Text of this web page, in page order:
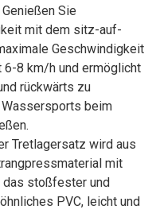
Sie
mit dem sitz-auf-
Geschwindigkeit
8 km/h und ermöglicht
rückwärts zu
beim
Tretlagersatz wird aus
mit
stoßfester und
PVC, leicht und